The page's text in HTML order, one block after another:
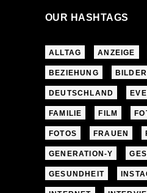
OUR HASHTAGS
ALLTAG ANZEIGE
BEZIEHUNG BILDER
DEUTSCHLAND
FAMILIE FILM
FOTOS FRAUEN
GENERATION-Y
GESUNDHEIT